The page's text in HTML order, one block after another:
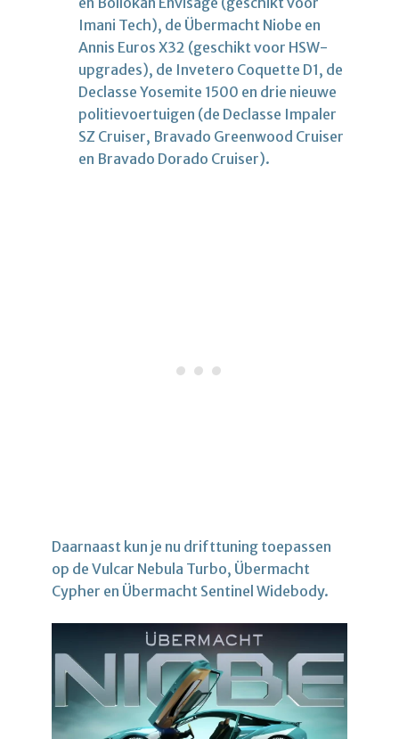
Imani Tech), de Übermacht Niobe en
Annis Euros X32 (geschikt voor HSW-
upgrades), de Invetero Coquette D1, de
Declasse Yosemite 1500 en drie nieuwe
politievoertuigen (de Declasse Impaler
SZ Cruiser, Bravado Greenwood Cruiser
en Bravado Dorado Cruiser).
Daarnaast kun je nu drifttuning toepassen
op de Vulcar Nebula Turbo, Übermacht
Cypher en Übermacht Sentinel Widebody.